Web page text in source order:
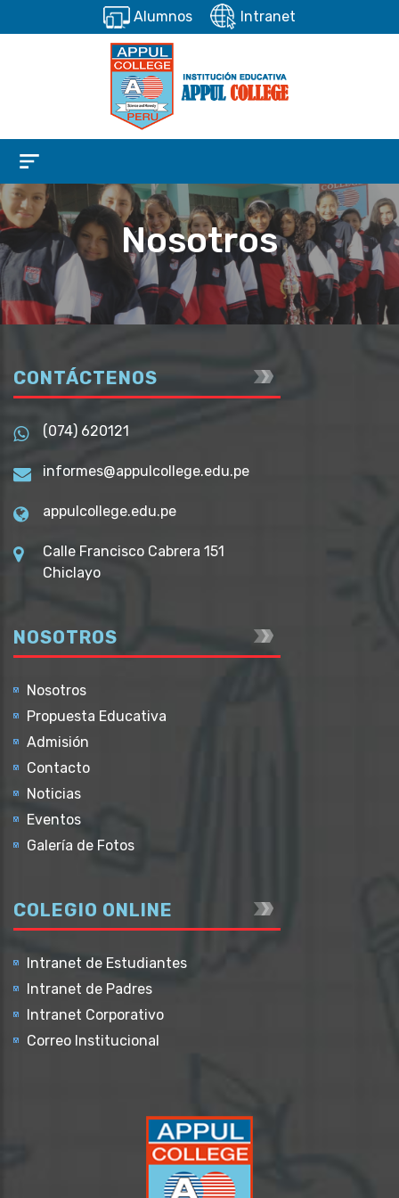
Alumnos Intranet
Nosotros
CONTÁCTENOS
(074) 620121
informes@appulcollege.edu.pe
appulcollege.edu.pe
Calle Francisco Cabrera 151
Chiclayo
NOSOTROS
Nosotros
Propuesta Educativa
Admisión
Contacto
Noticias
Eventos
Galería de Fotos
COLEGIO ONLINE
Intranet de Estudiantes
Intranet de Padres
Intranet Corporativo
Correo Institucional